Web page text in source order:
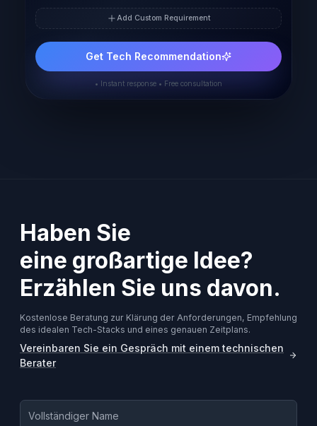
Add Custom Requirement
Get Tech Recommendation
• Instant response • Free consultation
Haben Sie
eine großartige Idee?
Erzählen Sie uns davon.
Kostenlose Beratung zur Klärung der Anforderungen, Empfehlung
des idealen Tech-Stacks und eines genauen Zeitplans.
Vereinbaren Sie ein Gespräch mit einem technischen
Berater